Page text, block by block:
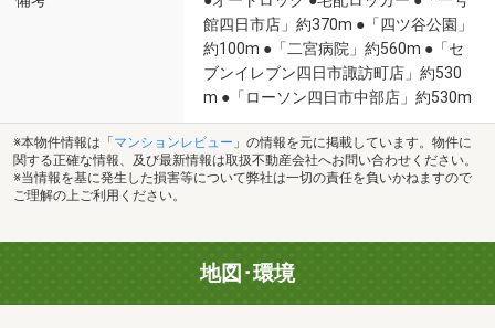
館四日市店」約370m ●「四ツ谷公園」
約100m ●「二宮病院」約560m ●「セ
ブンイレブン四日市諏訪町店」約530
m ●「ローソン四日市中部店」約530m
※本物件情報は「 マンションレビュー 」の情報を元に掲載しています。物件に
関する正確な情報、及び最新情報は取扱不動産会社へお問い合わせください。
※当情報を基に発生した損害等について弊社は一切の責任を負いかねますので
ご理解の上ご利用ください。
地図･環境